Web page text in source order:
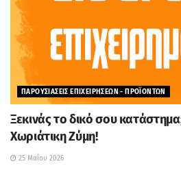
ΠΑΡΟΥΣΙΑΣΕΙΣ ΕΠΙΧΕΙΡΗΣΕΩΝ - ΠΡΟΪΟΝΤΩΝ
Ξεκινάς το δικό σου
Χωριάτικη Ζύμη!
25 Μαΐου 2026